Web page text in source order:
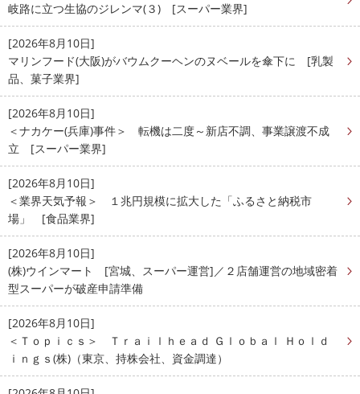
岐路に立つ生協のジレンマ(３) [スーパー業界]
[2026年8月10日]
マリンフード(大阪)がバウムクーヘンのヌベールを傘下に [乳製
品、菓子業界]
[2026年8月10日]
＜ナカケー(兵庫)事件＞ 転機は二度～新店不調、事業譲渡不成
立 [スーパー業界]
[2026年8月10日]
＜業界天気予報＞ １兆円規模に拡大した「ふるさと納税市
場」 [食品業界]
[2026年8月10日]
(株)ウインマート [宮城、スーパー運営]／２店舗運営の地域密着
型スーパーが破産申請準備
[2026年8月10日]
＜Ｔｏｐｉｃｓ＞ Ｔｒａｉｌｈｅａｄ Ｇｌｏｂａｌ Ｈｏｌｄ
ｉｎｇｓ(株)（東京、持株会社、資金調達）